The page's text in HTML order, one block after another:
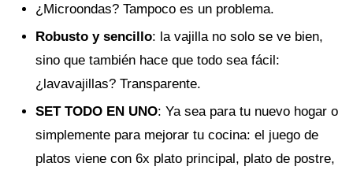
¿Microondas? Tampoco es un problema.
Robusto y sencillo: la vajilla no solo se ve bien,
sino que también hace que todo sea fácil:
¿lavavajillas? Transparente.
SET TODO EN UNO: Ya sea para tu nuevo hogar o
simplemente para mejorar tu cocina: el juego de
platos viene con 6x plato principal, plato de postre,